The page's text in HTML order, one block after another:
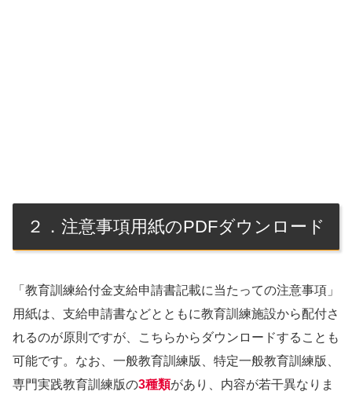
２．注意事項用紙のPDFダウンロード
「教育訓練給付金支給申請書記載に当たっての注意事項」
用紙は、支給申請書などとともに教育訓練施設から配付さ
れるのが原則ですが、こちらからダウンロードすることも
可能です。なお、一般教育訓練版、特定一般教育訓練版、
専門実践教育訓練版の3種類があり、内容が若干異なりま